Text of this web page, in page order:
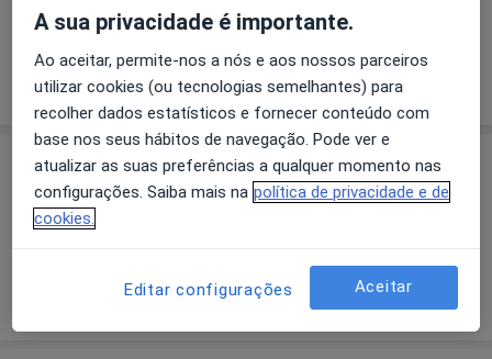
Experiência
Mostrar mais detalhes
sobre a experiência
Preços
Sem informação sobre serviços e preços
informação sobre serviços
A sua privacidade é importante.
Ao aceitar, permite-nos a nós e aos nossos parceiros
utilizar cookies (ou tecnologias semelhantes) para
recolher dados estatísticos e fornecer conteúdo com
base nos seus hábitos de navegação. Pode ver e
atualizar as suas preferências a qualquer momento nas
configurações. Saiba mais na política de privacidade e de
cookies.
Editar configurações Aceitar